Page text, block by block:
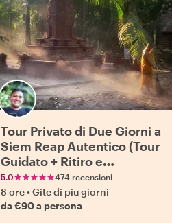
Tour Privato di Due Giorni a
Siem Reap Autentico (Tour
Guidato + Ritiro e
Riconsegna)
5.0 474 recensioni
8 ore•Gite di piu giorni
da €90 a persona